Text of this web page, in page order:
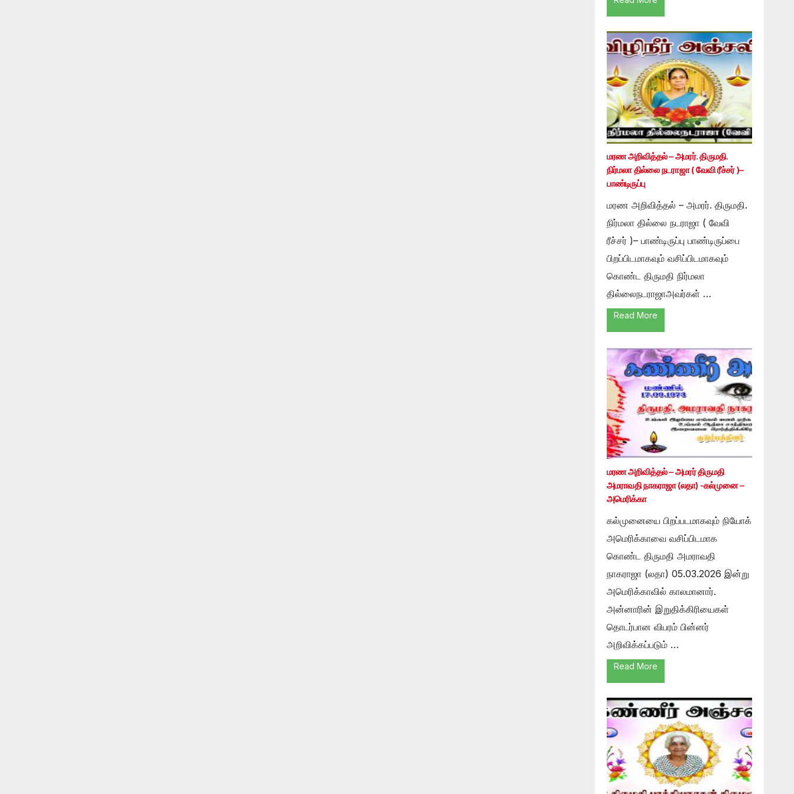
மரண அறிவித்தல் – அமரர். திருமதி.
நிர்மலா தில்லை நடராஜா ( வேவி ரீச்சர் )–
பாண்டிருப்பு
மரண அறிவித்தல் – அமரர். திருமதி.
நிர்மலா தில்லை நடராஜா ( வேவி
ரீச்சர் )– பாண்டிருப்பு பாண்டிருப்பை
பிறப்பிடமாகவும் வசிப்பிடமாகவும்
கொண்ட திருமதி நிர்மலா
தில்லைநடராஜாஅவர்கள் …
Read More
மரண அறிவித்தல் – அமரர் திருமதி
அமராவதி நாகராஜா (லதா) -கல்முனை –
அமெரிக்கா
கல்முனையை பிறப்படமாகவும் நியோக்
அமெரிக்காவை வசிப்பிடமாக
கொண்ட திருமதி அமராவதி
நாகராஜா (லதா) 05.03.2026 இன்று
அமெரிக்காவில் காலமானார்.
அன்னாரின் இறுதிக்கிரியைகள்
தொடர்பான விபரம் பின்னர்
அறிவிக்கப்படும் …
Read More